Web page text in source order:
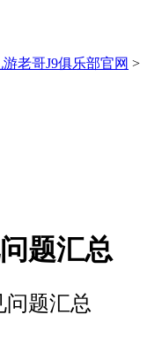
游老哥J9俱乐部官网 >
题汇总
问题汇总